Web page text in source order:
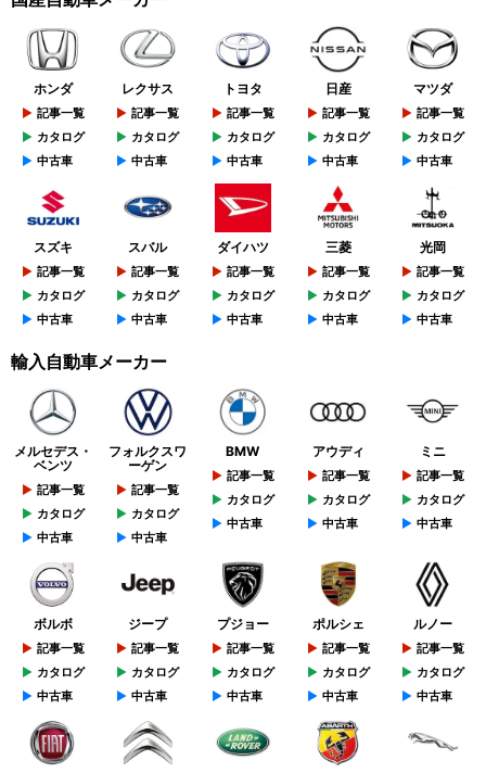
ホンダ
記事一覧
カタログ
中古車
レクサス
記事一覧
カタログ
中古車
トヨタ
記事一覧
カタログ
中古車
日産
記事一覧
カタログ
中古車
マツダ
記事一覧
カタログ
中古車
スズキ
記事一覧
カタログ
中古車
スバル
記事一覧
カタログ
中古車
ダイハツ
記事一覧
カタログ
中古車
三菱
記事一覧
カタログ
中古車
光岡
記事一覧
カタログ
中古車
輸入自動車メーカー
メルセデス・
ベンツ
記事一覧
カタログ
中古車
フォルクスワ
ーゲン
記事一覧
カタログ
中古車
BMW
記事一覧
カタログ
中古車
アウディ
記事一覧
カタログ
中古車
ミニ
記事一覧
カタログ
中古車
ボルボ
記事一覧
カタログ
中古車
ジープ
記事一覧
カタログ
中古車
プジョー
記事一覧
カタログ
中古車
ポルシェ
記事一覧
カタログ
中古車
ルノー
記事一覧
カタログ
中古車